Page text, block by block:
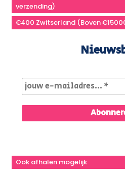
verzending)
€400 Zwitserland (Boven
Ook afhalen mogelijk